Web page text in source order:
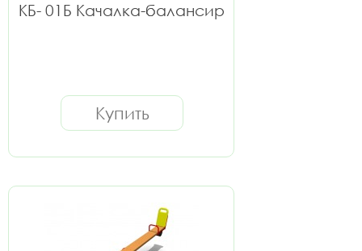
КБ- 01Б Качалка-балансир
Купить